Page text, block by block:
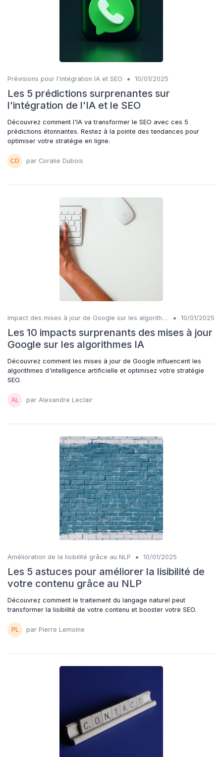
Prévisions pour l'intégration IA et SEO • 10/01/2025
Les 5 prédictions surprenantes sur
l'intégration de l'IA et le SEO
Découvrez comment l'IA va transformer le SEO avec ces 5
prédictions étonnantes. Restez à la pointe des tendances pour
optimiser votre stratégie en ligne.
par Coralie Dubois
Impact des mises à jour de Google sur les algorithmes IA • 10/01/2025
Les 10 impacts surprenants des mises à jour
Google sur les algorithmes IA
Découvrez comment les mises à jour de Google influencent les
algorithmes d'intelligence artificielle et optimisez votre stratégie
SEO.
par Alexandre Leclair
Amélioration de la lisibilité grâce au NLP • 10/01/2025
Les 5 astuces pour améliorer la lisibilité de
votre contenu grâce au NLP
Découvrez comment le traitement du langage naturel peut
transformer la lisibilité de votre contenu et booster votre SEO.
par Pierre Lemoine